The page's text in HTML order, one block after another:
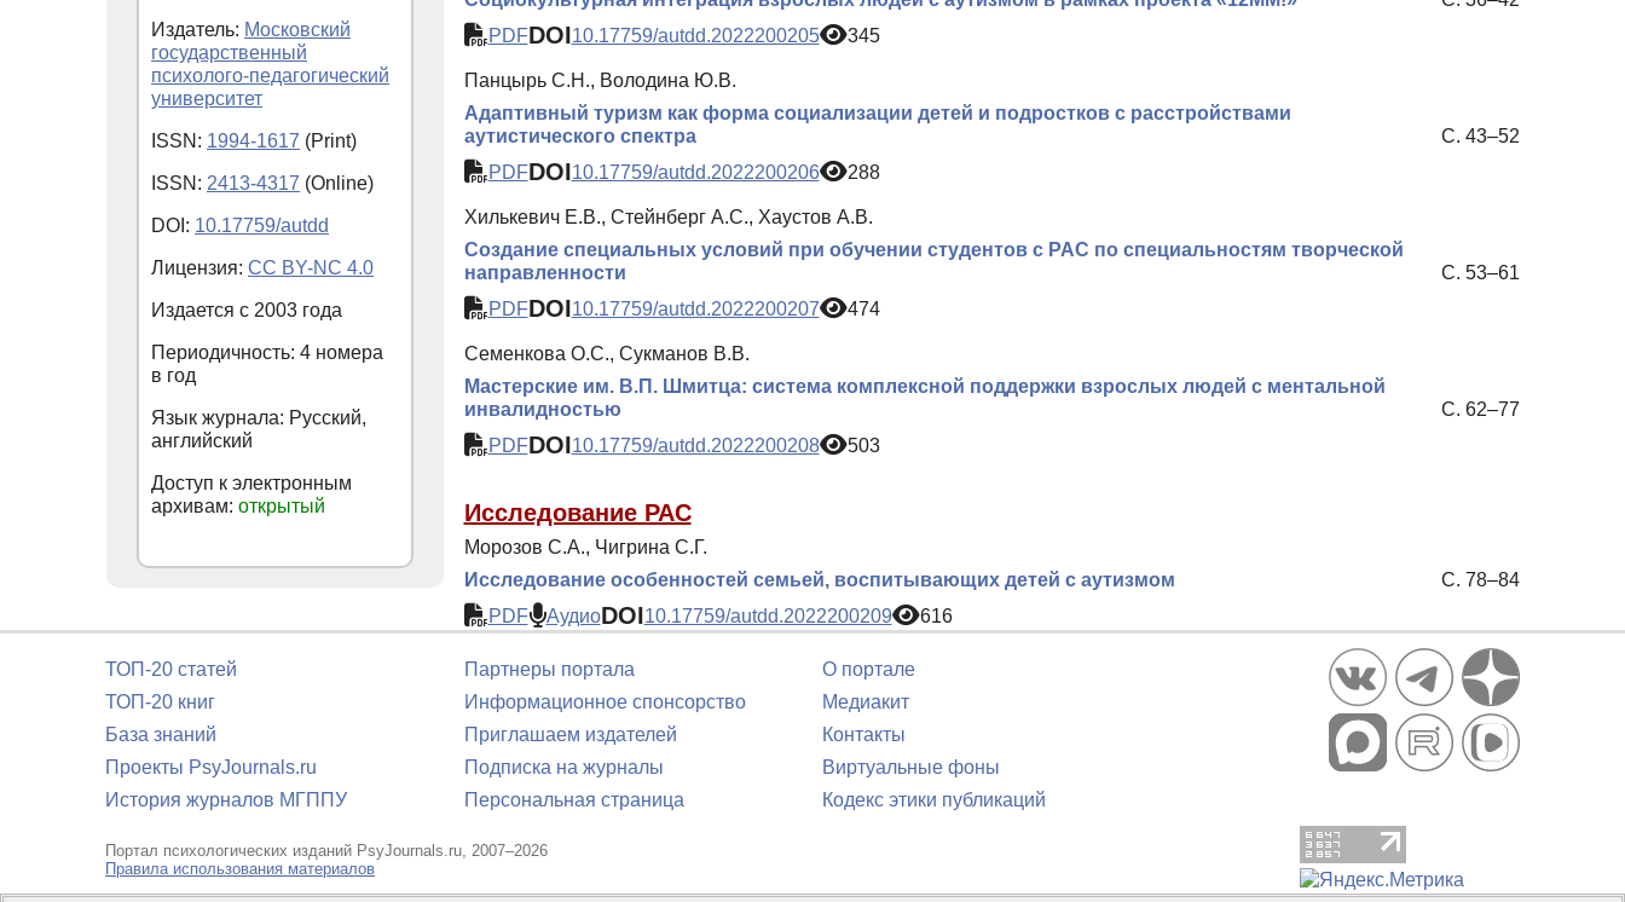
PDFDOI10.17759/autdd.2022200205 345
Панцырь С.Н., Володина Ю.В.
Адаптивный туризм как форма социализации детей и подростков с расстройствами
аутистического спектра
С. 43–52
PDFDOI10.17759/autdd.2022200206 288
Хилькевич Е.В., Стейнберг А.С., Хаустов А.В.
Создание специальных условий при обучении студентов с РАС по специальностям творческой
направленности
С. 53–61
PDFDOI10.17759/autdd.2022200207 474
Семенкова О.С., Сукманов В.В.
Мастерские им. В.П. Шмитца: система комплексной поддержки взрослых людей с ментальной
инвалидностью
С. 62–77
PDFDOI10.17759/autdd.2022200208 503
Исследование РАС
Морозов С.А., Чигрина С.Г.
Исследование особенностей семьей, воспитывающих детей с аутизмом
С. 78–84
PDF
АудиоDOI10.17759/autdd.2022200209 616
Издатель: Московский
государственный
психолого-педагогический
университет
ISSN: 1994-1617 (Print)
ISSN: 2413-4317 (Online)
DOI: 10.17759/autdd
Лицензия: CC BY-NC 4.0
Издается с 2003 года
Периодичность: 4 номера
в год
Язык журнала: Русский,
английский
Доступ к электронным
архивам: открытый
ТОП-20 статей
ТОП-20 книг
База знаний
Проекты PsyJournals.ru
История журналов МГППУ
Партнеры портала
Информационное спонсорство
Приглашаем издателей
Подписка на журналы
Персональная страница
О портале
Медиакит
Контакты
Виртуальные фоны
Кодекс этики публикаций
Портал психологических изданий PsyJournals.ru, 2007–2026
Правила использования материалов